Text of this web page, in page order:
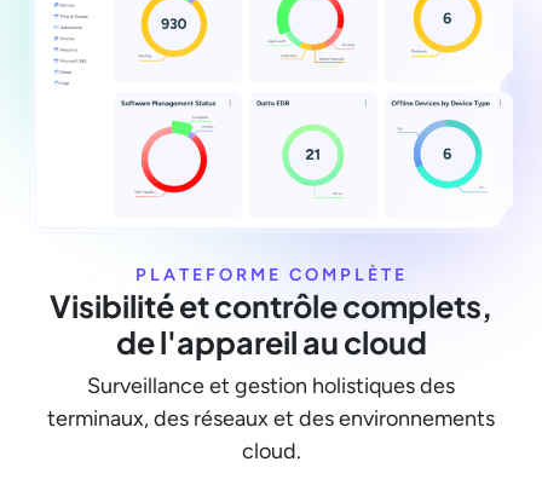
PLATEFORME COMPLÈTE
Visibilité et contrôle complets,
de l'appareil au cloud
Surveillance et gestion holistiques des
terminaux, des réseaux et des environnements
cloud.